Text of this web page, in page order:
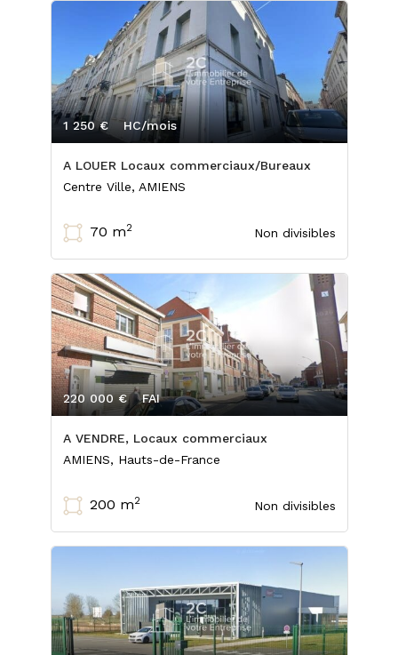
A LOUER Locaux commerciaux/Bureaux
Non divisibles
1 250 € HC/mois
Centre Ville, AMIENS
70 m2
A VENDRE, Locaux commerciaux
Non divisibles
220 000 € FAI
AMIENS, Hauts-de-France
200 m2